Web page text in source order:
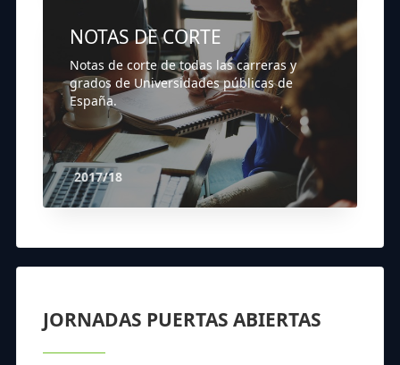
NOTAS DE CORTE
Notas de corte de todas las carreras y
grados de Universidades públicas de
España.
2017/18
JORNADAS PUERTAS ABIERTAS